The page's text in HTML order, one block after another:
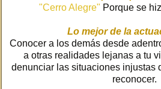
"Cerro Alegre" Porque se
Lo mejor de la
Conocer a los demás desde
a otras realidades lejanas a tu
denunciar las situaciones injustas
reconocer.